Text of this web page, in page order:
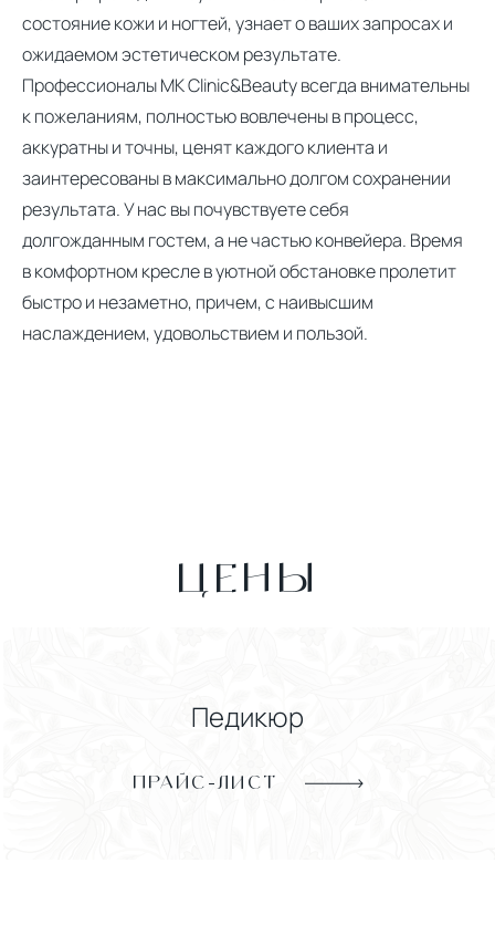
состояние кожи и ногтей, узнает о ваших запросах и
ожидаемом эстетическом результате.
Профессионалы MK Clinic&Beauty всегда внимательны
к пожеланиям, полностью вовлечены в процесс,
аккуратны и точны, ценят каждого клиента и
заинтересованы в максимально долгом сохранении
результата. У нас вы почувствуете себя
долгожданным гостем, а не частью конвейера. Время
в комфортном кресле в уютной обстановке пролетит
быстро и незаметно, причем, с наивысшим
наслаждением, удовольствием и пользой.
ЦЕНЫ
Педикюр
ПРАЙС-ЛИСТ